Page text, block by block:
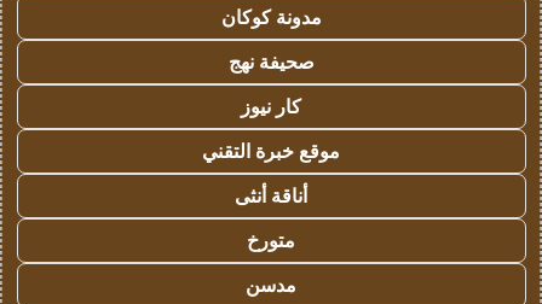
مدونة كوكان
صحيفة نهج
كار نيوز
موقع خبرة التقني
أناقة أنثى
متورخ
مدسن